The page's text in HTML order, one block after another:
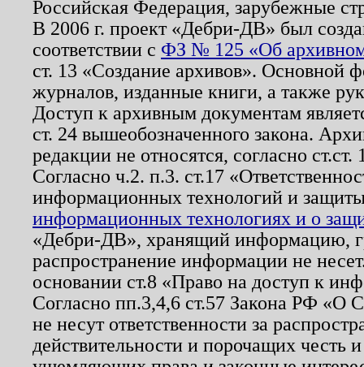
Российская Федерация, зарубежные
В 2006 г. проект «Дебри-ДВ» был
соответствии с ФЗ № 125 «Об
ст. 13 «Создание архивов». Основной
журналов, изданные книги, а также
Доступ к архивным документам
ст. 24 вышеобозначенного закона.
редакции не относятся, согласно
Согласно ч.2. п.3. ст.17
информационных технологий и
информационных технологиях и о
«Дебри-ДВ», хранящий информацию,
распространение информации не
основании ст.8 «Право на доступ к
Согласно пп.3,4,6 ст.57 Закона РФ «О
не несут ответственности за
действительности и порочащих честь